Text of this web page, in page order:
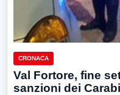
CRONACA
Val Fortore, fine
sanzioni dei